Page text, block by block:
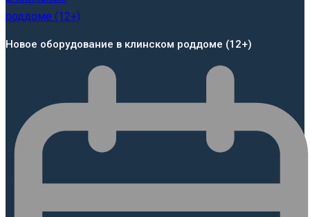
Новое оборудование в клинском роддоме (12+)